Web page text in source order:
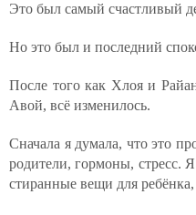
Это был самый счастливый
Но это был и последний
После того как Хлоя и
Авой, всё изменилось.
Сначала я думала, что это
родители, гормоны, стресс.
стиранные вещи для